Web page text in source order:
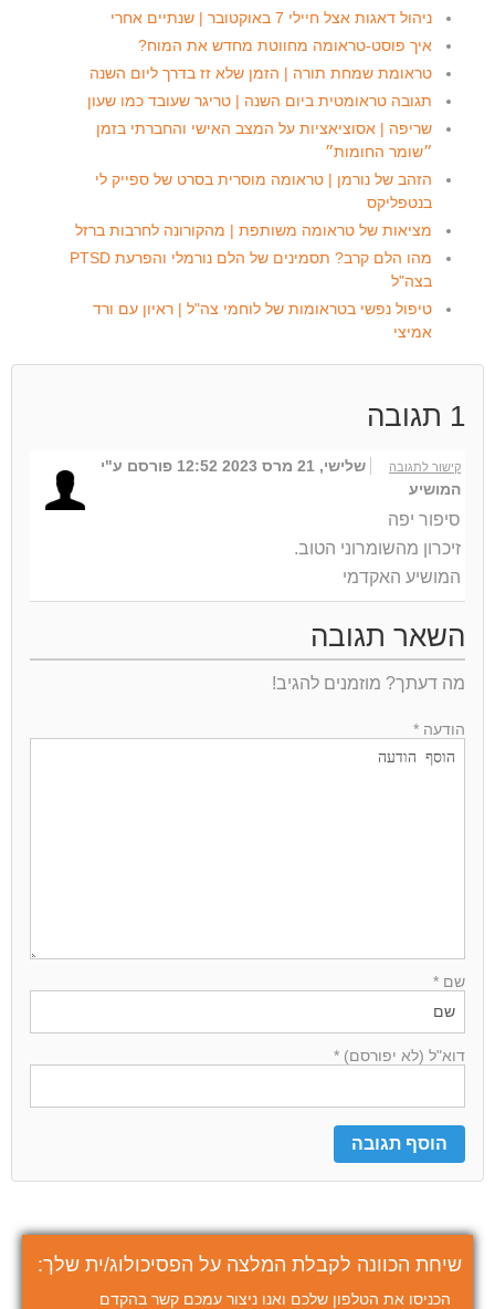
ניהול דאגות אצל חיילי 7 באוקטובר | שנתיים אחרי
איך פוסט-טראומה מחווטת מחדש את המוח?
טראומת שמחת תורה | הזמן שלא זז בדרך ליום השנה
תגובה טראומטית ביום השנה | טריגר שעובד כמו שעון
שריפה | אסוציאציות על המצב האישי והחברתי בזמן
״שומר החומות״
הזהב של נורמן | טראומה מוסרית בסרט של ספייק לי
בנטפליקס
מציאות של טראומה משותפת | מהקורונה לחרבות ברזל
מהו הלם קרב? תסמינים של הלם נורמלי והפרעת PTSD
בצה"ל
טיפול נפשי בטראומות של לוחמי צה"ל | ראיון עם ורד
אמיצי
1 תגובה
קישור לתגובה שלישי, 21 מרס 2023 12:52
פורסם ע"י
המושיע
סיפור יפה
זיכרון מהשומרוני הטוב.
המושיע האקדמי
השאר תגובה
מה דעתך? מוזמנים להגיב!
הודעה *
שם *
דוא"ל (לא יפורסם) *
שיחת הכוונה לקבלת המלצה על הפסיכולוג/ית שלך:
הכניסו את הטלפון שלכם ואנו ניצור עמכם קשר בהקדם